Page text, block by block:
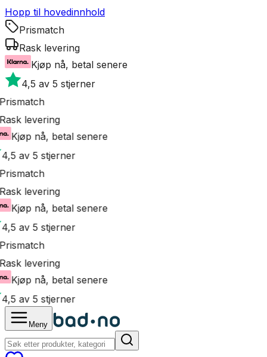
Hopp til hovedinnhold
Prismatch
Rask levering
Kjøp nå, betal senere
4,5 av 5 stjerner
levering
Kjøp nå, betal senere
av 5 stjerner
levering
Kjøp nå, betal senere
av 5 stjerner
levering
Kjøp nå, betal senere
av 5 stjerner
Meny